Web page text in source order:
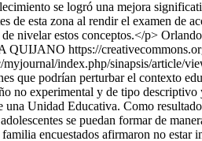
se logró una mejora
de esta zona al rendir el examen de
nivelar estos conceptos.</p>
https://
index.php/sinapsis/article/
que podrían perturbar el contexto
no experimental y de tipo descriptivo
una Unidad Educativa. Como
se puedan formar de
encuestados afirmaron no